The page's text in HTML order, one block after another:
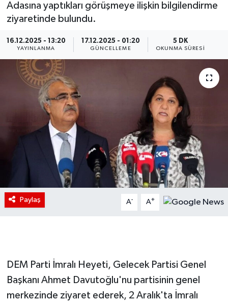
Adasına yaptıkları görüşmeye ilişkin bilgilendirme
ziyaretinde bulundu.
16.12.2025 - 13:20
YAYINLANMA
17.12.2025 - 01:20
GÜNCELLEME
5 DK
OKUNMA SÜRESI
Paylaş A- A+
DEM Parti İmralı Heyeti, Gelecek Partisi Genel
Başkanı Ahmet Davutoğlu'nu partisinin genel
merkezinde ziyaret ederek, 2 Aralık'ta İmralı